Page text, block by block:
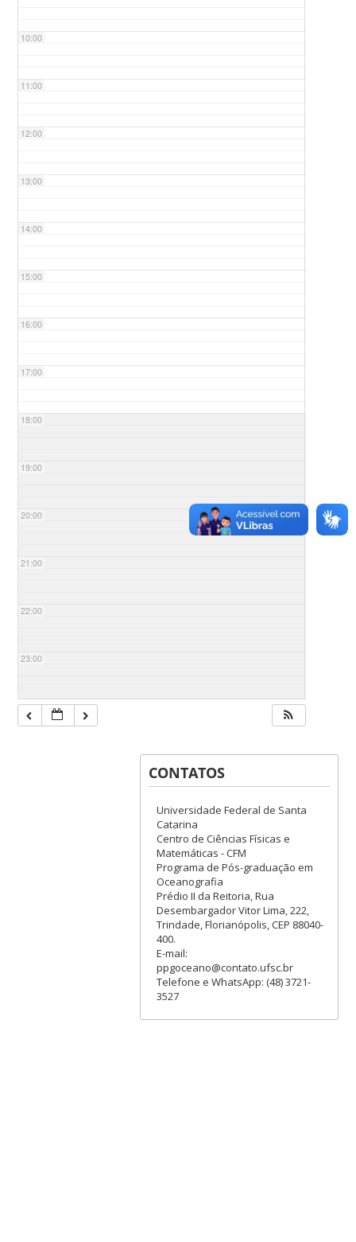
10:00
11:00
12:00
13:00
14:00
15:00
16:00
17:00
18:00
19:00
20:00
21:00
22:00
23:00
CONTATOS
Universidade Federal de Santa
Catarina
Centro de Ciências Físicas e
Matemáticas - CFM
Programa de Pós-graduação em
Oceanografia
Prédio II da Reitoria, Rua
Desembargador Vitor Lima, 222,
Trindade, Florianópolis, CEP 88040-
400.
E-mail:
ppgoceano@contato.ufsc.br
Telefone e WhatsApp: (48) 3721-
3527